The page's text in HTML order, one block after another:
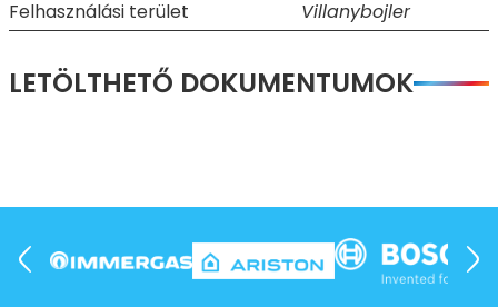
Felhasználási terület
Villanybojler
LETÖLTHETŐ DOKUMENTUMOK